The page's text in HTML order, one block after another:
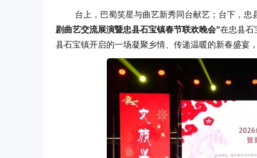
台上，巴蜀笑星与曲艺新秀同台献艺；台下，忠
剧曲艺交流展演暨忠县石宝镇春节联欢晚会”在忠县石
县石宝镇开启的一场凝聚乡情、传递温暖的新春盛宴